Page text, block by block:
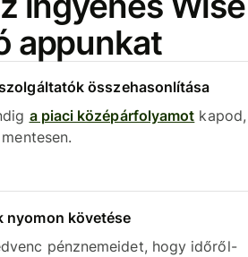
appunkat
összehasonlítása
a piaci középárfolyamot kapod,
nyomon követése
pénznemeidet, hogy időről-